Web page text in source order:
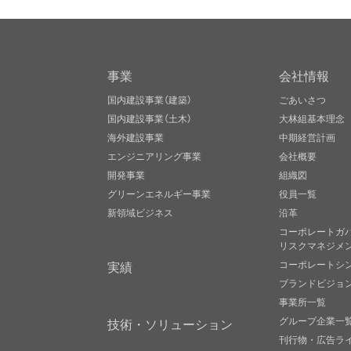
事業
国内建設事業（建築）
国内建設事業（土木）
海外建設事業
エンジニアリング事業
開発事業
グリーンエネルギー事業
新領域ビジネス
実績
技術・ソリューション
会社情報
ごあいさつ
大林組基本理念
中期経営計画
会社概要
組織図
役員一覧
沿革
コーポレートガ
リスクマネジメ
コーポレートシ
ブランドビジョ
事業所一覧
グループ企業一
刊行物・広告ラ